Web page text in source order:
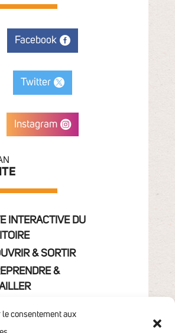
le consentement aux
Facebook
Twitter
Instagram
INTERACTIVE DU
& SORTIR
&